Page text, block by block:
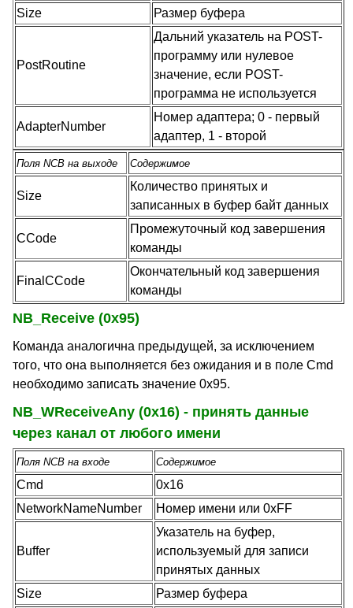
Size
Размер буфера
PostRoutine
Дальний указатель на POST-
программу или нулевое
значение, если POST-
программа не используется
AdapterNumber
Номер адаптера; 0 - первый
адаптер, 1 - второй
Поля NCB на выходе Содержимое
Size
Количество принятых и
записанных в буфер байт данных
CCode
Промежуточный код завершения
команды
FinalCCode
Окончательный код завершения
команды
NB_Receive (0x95)
Команда аналогична предыдущей, за исключением
того, что она выполняется без ожидания и в поле Cmd
необходимо записать значение 0x95.
NB_WReceiveAny (0x16) - принять данные
через канал от любого имени
Поля NCB на входе Содержимое
Cmd
0x16
NetworkNameNumber
Номер имени или 0xFF
Buffer
Указатель на буфер,
используемый для записи
принятых данных
Size
Размер буфера